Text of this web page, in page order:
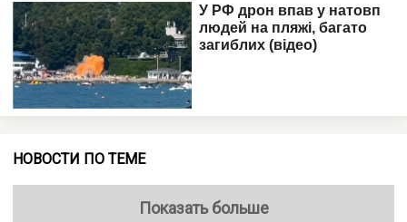
НОВОСТИ ПО ТЕМЕ
Показать больше